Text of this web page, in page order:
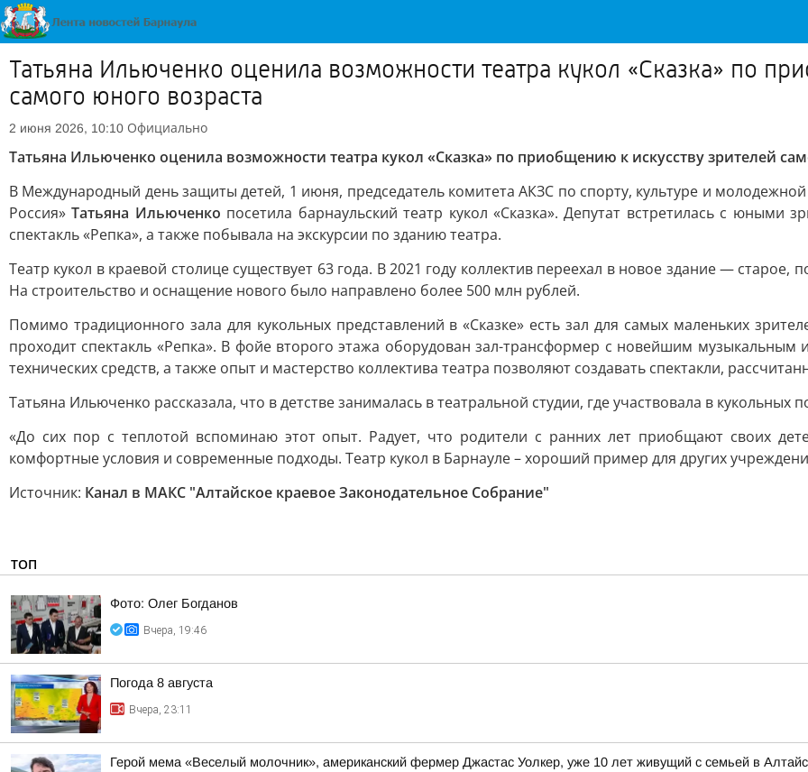
Татьяна Ильюченко оценила возможности театра кукол «Сказка» по
самого юного возраста
2 июня 2026, 10:10 Официально
Татьяна Ильюченко оценила возможности театра кукол «Сказка» по приобщению к искусству зрителей
В Международный день защиты детей, 1 июня, председатель комитета АКЗС по спорту, культуре и
Россия»Татьяна Ильюченко посетила барнаульский театр кукол «Сказка». Депутат встретилась с
спектакль «Репка», а также побывала на экскурсии по зданию театра.
Театр кукол в краевой столице существует 63 года. В 2021 году коллектив переехал в новое здание —
На строительство и оснащение нового было направлено более 500 млн рублей.
Помимо традиционного зала для кукольных представлений в «Сказке» есть зал для самых маленьких
проходит спектакль «Репка». В фойе второго этажа оборудован зал-трансформер с новейшим
технических средств, а также опыт и мастерство коллектива театра позволяют создавать спектакли,
Татьяна Ильюченко рассказала, что в детстве занималась в театральной студии, где участвовала в кукольных
«До сих пор с теплотой вспоминаю этот опыт. Радует, что родители с ранних лет приобщают своих
комфортные условия и современные подходы. Театр кукол в Барнауле – хороший пример для других
Источник: Канал в МАКС "Алтайское краевое Законодательное Собрание"
ТОП
Фото: Олег Богданов
Вчера, 19:46
Погода 8 августа
Вчера, 23:11
Герой мема «Веселый молочник», американский фермер Джастас Уолкер, уже 10 лет живущий с семьей в